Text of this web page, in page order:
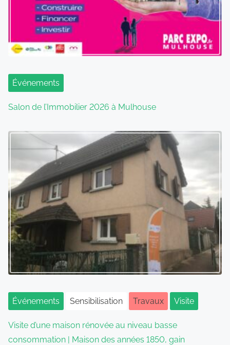
Événements
Salon de l’Immobilier 2026 à Mulhouse
Événements Sensibilisation Travaux Visite
Visite d’une maison rénovée au niveau basse
consommation | Maison des années 1850, gain